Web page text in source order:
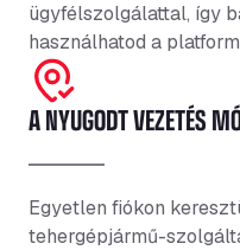
ügyfélszolgálattal, így
használhatod a
A NYUGODT VEZETÉS
Egyetlen fiókon
tehergépjármű-